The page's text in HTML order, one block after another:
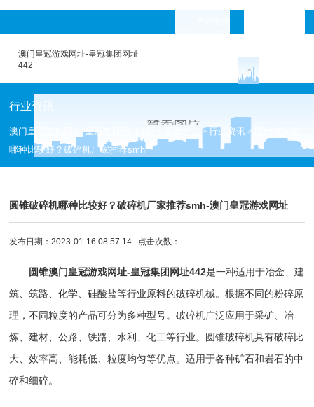
澳门皇冠游戏网址-皇冠集团网址
442
行业资讯
澳门皇冠游戏网址-皇冠集团网址442 >行业资讯 >
哪种比较好？破碎机厂家推荐smh
圆锥破碎机哪种比较好？破碎机厂家推荐smh-澳门皇冠游戏网址
发布日期：2023-01-16 08:57:14 点击次数：
圆锥澳门皇冠游戏网址-皇冠集团网址442是一种适用于冶金、建
筑、筑路、化学、硅酸盐等行业原料的破碎机械。根据不同的粉碎原
理，不同粒度的产品可分为多种型号。破碎机广泛应用于采矿、冶
炼、建材、公路、铁路、水利、化工等行业。 圆锥破碎机具有破碎比
大、效率高、能耗低、粒度均匀等优点。适用于各种矿石和岩石的中
碎和细碎。